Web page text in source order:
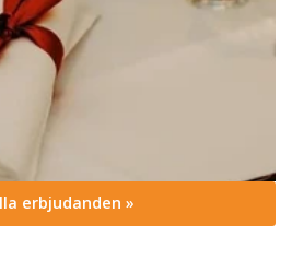
erbjudanden »